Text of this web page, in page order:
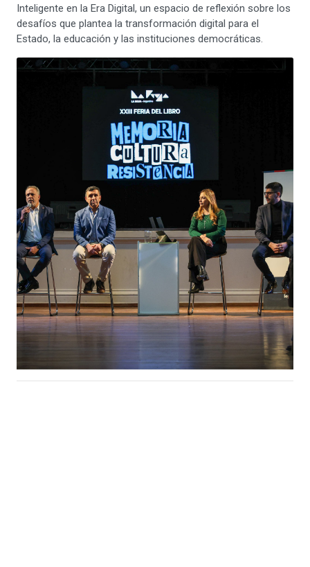
Inteligente en la Era Digital, un espacio de reflexión sobre los
desafíos que plantea la transformación digital para el
Estado, la educación y las instituciones democráticas.